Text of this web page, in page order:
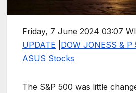
Friday, 7 June 2024 03:07
UPDATE DOW JONESS & P
ASUS Stocks
The S&P 500 was little